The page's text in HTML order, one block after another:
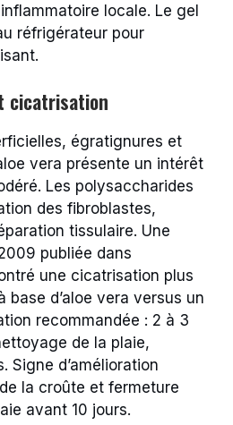
locale. Le gel
réfrigérateur pour
cicatrisation
égratignures et
vera présente un intérêt
Les polysaccharides
des fibroblastes,
tissulaire. Une
publiée dans
une cicatrisation plus
base d’aloe vera versus un
recommandée : 2 à 3
de la plaie,
Signe d’amélioration
la croûte et fermeture
avant 10 jours.